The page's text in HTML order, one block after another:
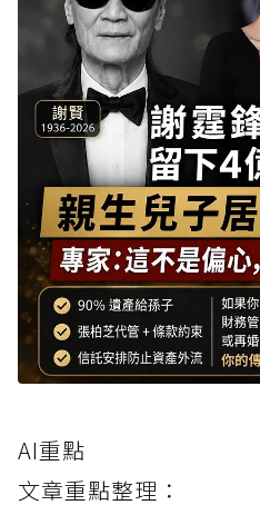
AI重點
文章重點整理：